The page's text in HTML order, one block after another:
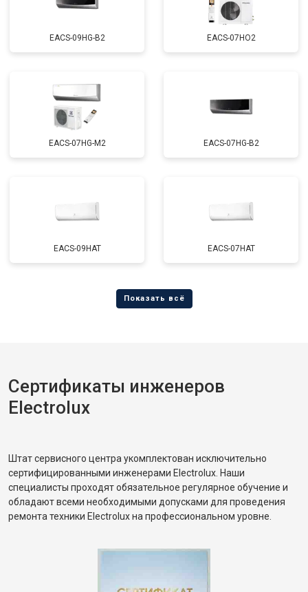
EACS-09HG-B2 EACS-07HO2
EACS-07HG-M2 EACS-07HG-B2
EACS-09HAT EACS-07HAT
Сертификаты инженеров
Electrolux
Штат сервисного центра укомплектован исключительно
сертифицированными инженерами Electrolux. Наши
специалисты проходят обязательное регулярное обучение и
обладают всеми необходимыми допусками для проведения
ремонта техники Electrolux на профессиональном уровне.